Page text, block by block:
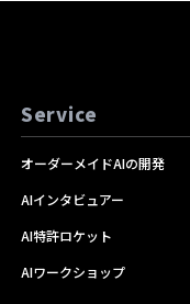
Service
オーダーメイドAIの開発
AIインタビュアー
AI特許ロケット
AIワークショップ